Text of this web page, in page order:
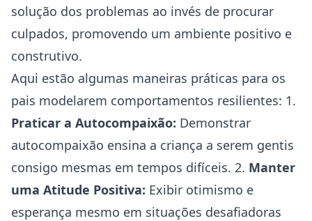
solução dos problemas ao invés de procurar
culpados, promovendo um ambiente positivo e
construtivo.
Aqui estão algumas maneiras práticas para os
pais modelarem comportamentos resilientes: 1.
Praticar a Autocompaixão: Demonstrar
autocompaixão ensina a criança a serem gentis
consigo mesmas em tempos difíceis. 2. Manter
uma Atitude Positiva: Exibir otimismo e
esperança mesmo em situações desafiadoras